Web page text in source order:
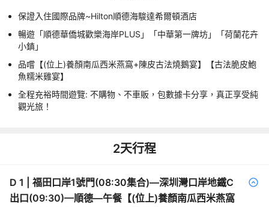
保證入住國際品牌~Hilton順德海駿達希爾頓酒店
暢遊「順德華僑城歡樂海岸PLUS」「中華第一牌坊」「荷蘭花卉
小鎮」
品嚐【(位上)養顏南瓜西米燕窩+陳皮古法燒鵝宴】【古法脆皮鮑
魚糯米雞宴】
全程充裕時間遊覽: 不購物、不車販，包數據卡分享，真正享受純
觀光旅！
2天行程
D 1
福田口岸1號門(08:30集合)—深圳灣口岸地鐵C
出口(09:30)—順德—午餐【(位上)養顏南瓜西米燕窩